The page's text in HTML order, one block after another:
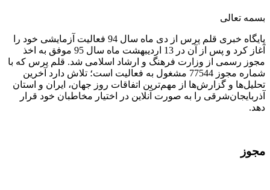
بسمه تعالی
پایگاه خبری قلم پرس از دی ماه سال 94 فعالیت آزمایشی خود را
آغاز کرد و پس از آن در 13 اردیبهشت ماه سال 95 موفق به اخذ
مجوز رسمی از وزارت فرهنگ و ارشاد اسلامی شد. قلم پرس که با
شماره مجوز 77544 مشغول به فعالیت است؛ تلاش دارد آخرین
تحلیل‌ها و گزارش‌ها از مهم‌ترین اتفاقات روز جهان، ایران و استان
آذربایجان‌شرقی را به صورت آنلاین در اختیار مخاطبان خود قرار
دهد.
مجوز